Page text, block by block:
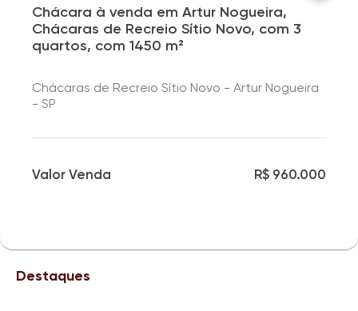
Chácara à venda em Artur Nogueira,
Chácaras de Recreio Sítio Novo, com 3
quartos, com 1450 m²
Chácaras de Recreio Sítio Novo - Artur Nogueira
- SP
Valor Venda R$ 960.000
Destaques